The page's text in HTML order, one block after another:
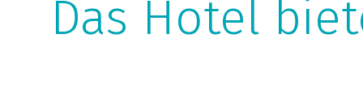
Das Hotel